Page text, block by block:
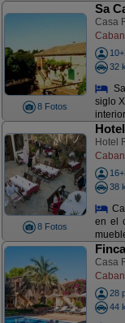
8 Fotos
Sa
Casa
32
siglo
8 Fotos
Hotel
38
en el
Casa
28
44